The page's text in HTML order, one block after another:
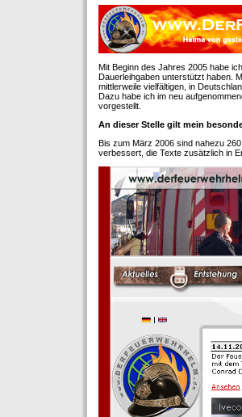
Mit Beginn des Jahres 2005 habe
Dauerleihgaben unterstützt haben.
mittlerweile vielfältigen, in
Dazu habe ich im neu
vorgestellt.
An dieser Stelle gilt mein
Bis zum März 2006 sind nahezu
verbessert, die Texte zusätzlich in